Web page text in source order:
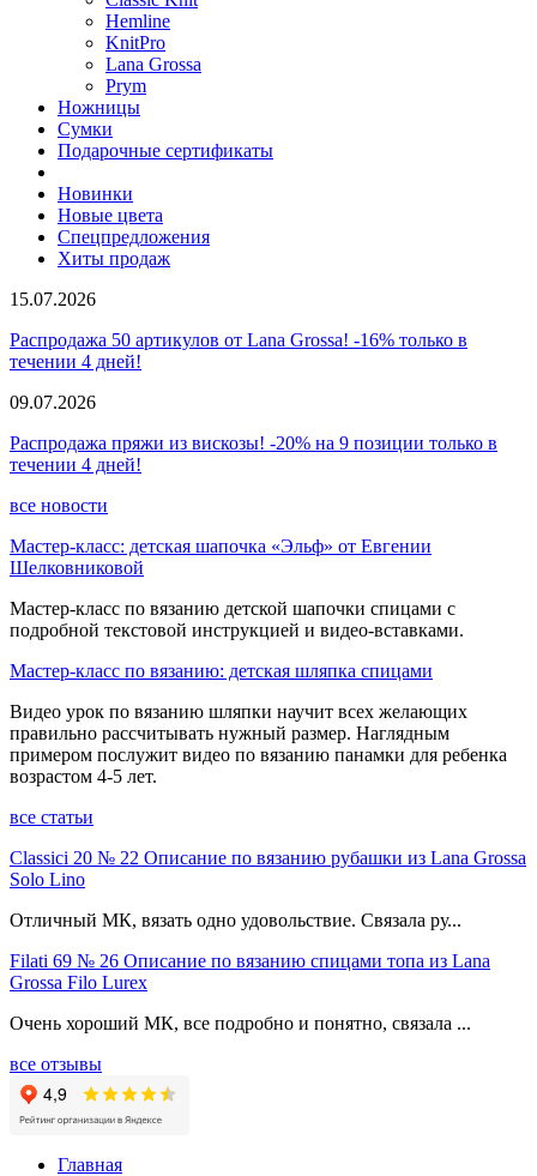
Hemline
KnitPro
Lana Grossa
Prym
Ножницы
Сумки
Подарочные сертификаты
Новинки
Новые цвета
Спецпредложения
Хиты продаж
15.07.2026
Распродажа 50 артикулов от Lana Grossa! -16% только в
течении 4 дней!
09.07.2026
Распродажа пряжи из вискозы! -20% на 9 позиции только в
течении 4 дней!
все новости
Мастер-класс: детская шапочка «Эльф» от Евгении
Шелковниковой
Мастер-класс по вязанию детской шапочки спицами с
подробной текстовой инструкцией и видео-вставками.
Мастер-класс по вязанию: детская шляпка спицами
Видео урок по вязанию шляпки научит всех желающих
правильно рассчитывать нужный размер. Наглядным
примером послужит видео по вязанию панамки для ребенка
возрастом 4-5 лет.
все статьи
Classici 20 № 22 Описание по вязанию рубашки из Lana Grossa
Solo Lino
Отличный МК, вязать одно удовольствие. Связала ру...
Filati 69 № 26 Описание по вязанию спицами топа из Lana
Grossa Filo Lurex
Очень хороший МК, все подробно и понятно, связала ...
все отзывы
Главная